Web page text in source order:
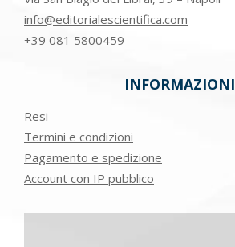
info@editorialescientifica.com
+39 081 5800459
INFORMAZIONI
Resi
Termini e condizioni
Pagamento e spedizione
Account con IP pubblico